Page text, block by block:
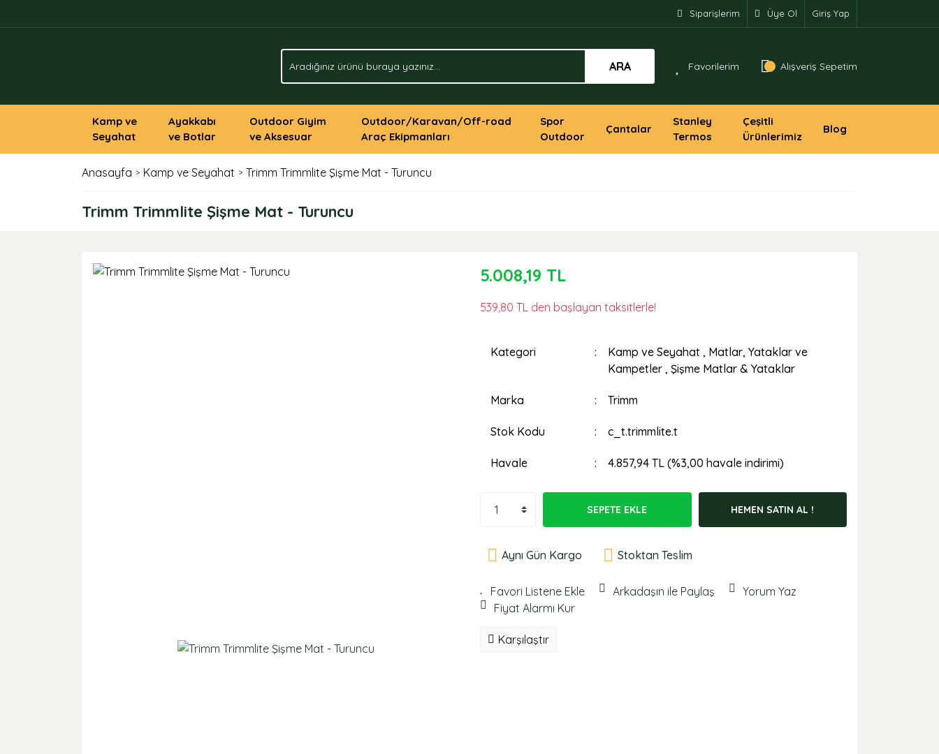
Siparişlerim Üye Ol Giriş Yap
ARA Favorilerim Alışveriş Sepetim
Kamp ve
Seyahat
Ayakkabı
ve Botlar
Outdoor Giyim
ve Aksesuar
Outdoor/Karavan/Off-road
Araç Ekipmanları
Spor
Outdoor
Çantalar
Stanley
Termos
Çeşitli
Ürünlerimiz
Blog
Anasayfa Kamp ve Seyahat Trimm Trimmlite Şişme Mat - Turuncu
Trimm Trimmlite Şişme Mat - Turuncu
5.008,19 TL
539,80 TL den başlayan taksitlerle!
Kategori Kamp ve Seyahat , Matlar, Yataklar ve
Kampetler , Şişme Matlar & Yataklar
Marka Trimm
Stok Kodu c_t.trimmlite.t
Havale 4.857,94 TL (%3,00 havale indirimi)
SEPETE EKLE HEMEN SATIN AL !
Aynı Gün Kargo Stoktan Teslim
Arkadaşın ile Paylaş
Yorum Yaz
Fiyat Alarmı Kur
Karşılaştır